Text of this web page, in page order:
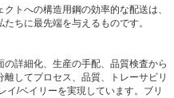
トへの構造用鋼の効率的な配送は、
ちに最先端を与えるものです。
詳細化、生産の手配、品質検査から
してプロセス、品質、トレーサビリ
イ/ベイリーを実現しています。ブリ